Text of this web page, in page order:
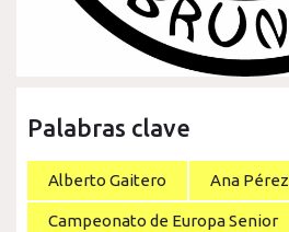
Palabras clave
Alberto Gaitero Ana Pérez
Campeonato de Europa Senior